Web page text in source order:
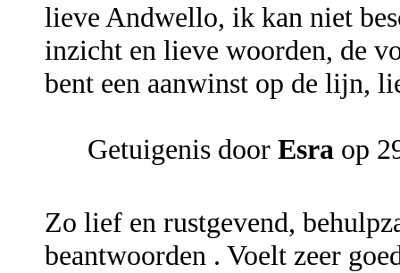
lieve Andwello, ik kan niet
inzicht en lieve woorden, de
bent een aanwinst op de lijn,
Getuigenis door Esra op
Zo lief en rustgevend,
beantwoorden . Voelt zeer